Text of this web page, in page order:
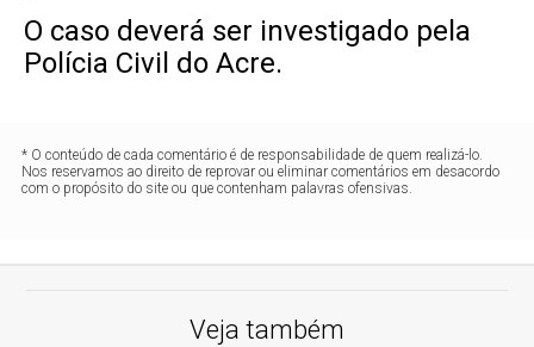
O caso deverá ser investigado pela
Polícia Civil do Acre.
* O conteúdo de cada comentário é de responsabilidade de quem realizá-lo.
Nos reservamos ao direito de reprovar ou eliminar comentários em desacordo
com o propósito do site ou que contenham palavras ofensivas.
Veja também